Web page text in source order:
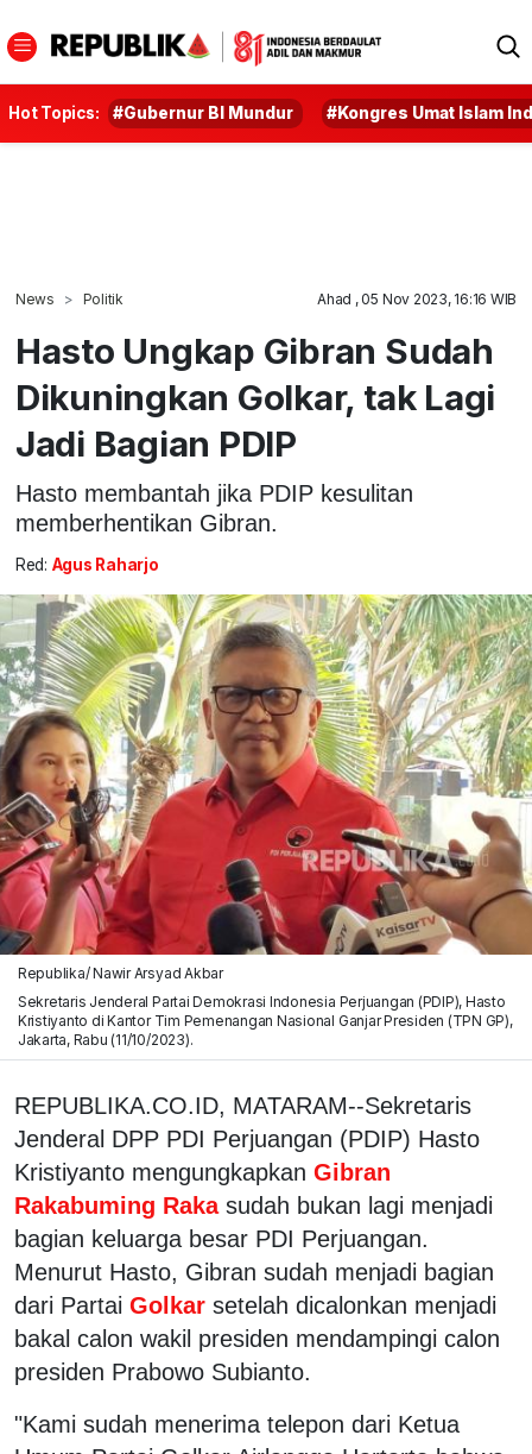
Hot Topics: #Gubernur BI Mundur #Kongres Umat Islam
News Politik Ahad , 05 Nov 2023, 16:16 WIB
Hasto Ungkap Gibran Sudah
Dikuningkan Golkar, tak Lagi
Jadi Bagian PDIP
Hasto membantah jika PDIP kesulitan
memberhentikan Gibran.
Red: Agus Raharjo
Republika/ Nawir Arsyad Akbar
Sekretaris Jenderal Partai Demokrasi Indonesia Perjuangan (PDIP), Hasto
Kristiyanto di Kantor Tim Pemenangan Nasional Ganjar Presiden (TPN GP),
Jakarta, Rabu (11/10/2023).
REPUBLIKA.CO.ID, MATARAM--Sekretaris
Jenderal DPP PDI Perjuangan (PDIP) Hasto
Kristiyanto mengungkapkan Gibran
Rakabuming Raka sudah bukan lagi menjadi
bagian keluarga besar PDI Perjuangan.
Menurut Hasto, Gibran sudah menjadi bagian
dari Partai Golkar setelah dicalonkan menjadi
bakal calon wakil presiden mendampingi calon
presiden Prabowo Subianto.
"Kami sudah menerima telepon dari Ketua